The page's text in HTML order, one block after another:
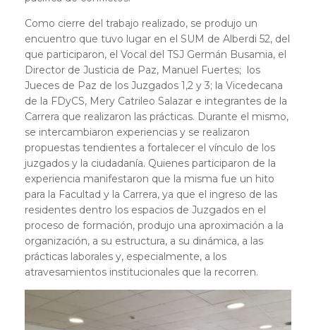
Como cierre del trabajo realizado, se produjo un
encuentro que tuvo lugar en el SUM de Alberdi 52, del
que participaron, el Vocal del TSJ Germán Busamia, el
Director de Justicia de Paz, Manuel Fuertes; los
Jueces de Paz de los Juzgados 1,2 y 3; la Vicedecana
de la FDyCS, Mery Catrileo Salazar e integrantes de la
Carrera que realizaron las prácticas. Durante el mismo,
se intercambiaron experiencias y se realizaron
propuestas tendientes a fortalecer el vínculo de los
juzgados y la ciudadanía. Quienes participaron de la
experiencia manifestaron que la misma fue un hito
para la Facultad y la Carrera, ya que el ingreso de las
residentes dentro los espacios de Juzgados en el
proceso de formación, produjo una aproximación a la
organización, a su estructura, a su dinámica, a las
prácticas laborales y, especialmente, a los
atravesamientos institucionales que la recorren.